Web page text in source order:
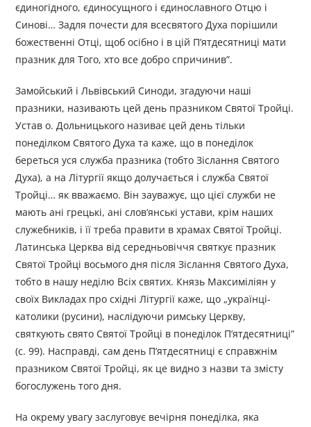
єдиногідного, єдиносущного і єдинославного Отцю і
Синові… Задля почести для всесвятого Духа порішили
божественні Отці, щоб осібно і в цій П’ятдесятниці мати
празник для Того, хто все добро спричинив”.
Замойський і Львівський Синоди, згадуючи наші
празники, називають цей день празником Святої Тройці.
Устав о. Дольницького називає цей день тільки
понеділком Святого Духа та каже, що в понеділок
береться уся служба празника (тобто Зіслання Святого
Духа), а на Літургії якщо долучається і служба Святої
Тройці… як вважаємо. Він зауважує, що цієї служби не
мають ані грецькі, ані слов’янські устави, крім наших
служебників, і її треба правити в храмах Святої Тройці.
Латинська Церква від середньовіччя святкує празник
Святої Тройці восьмого дня після Зіслання Святого Духа,
тобто в нашу неділю Всіх святих. Князь Максиміліян у
своїх Викладах про східні Літургії каже, що „українці-
католики (русини), наслідуючи римську Церкву,
святкують свято Святої Тройці в понеділок П’ятдесятниці”
(с. 99). Насправді, сам день П’ятдесятниці є справжнім
празником Святої Тройці, як це видно з назви та змісту
богослужень того дня.
На окрему увагу заслуговує вечірня понеділка, яка